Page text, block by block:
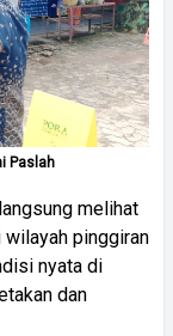
Paslah
melihat
pinggiran
nyata di
dan